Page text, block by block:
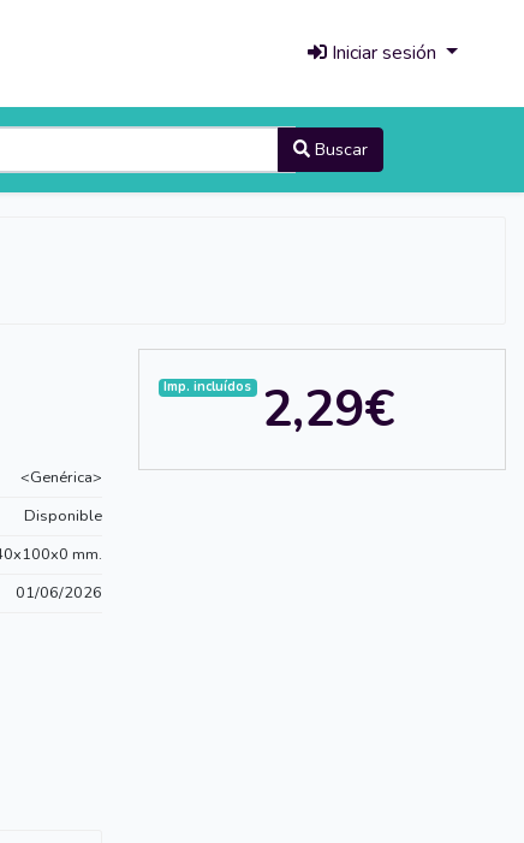
Iniciar sesión
Buscar
<Genérica>
Disponible
mm.
01/06/2026
Imp. incluídos 2,29€